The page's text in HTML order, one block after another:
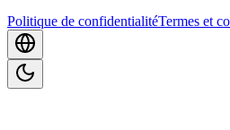
Politique de confidentialitéTermes et